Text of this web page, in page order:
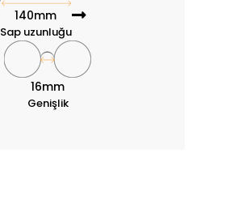
140mm
Sap uzunluğu
16mm
Genişlik